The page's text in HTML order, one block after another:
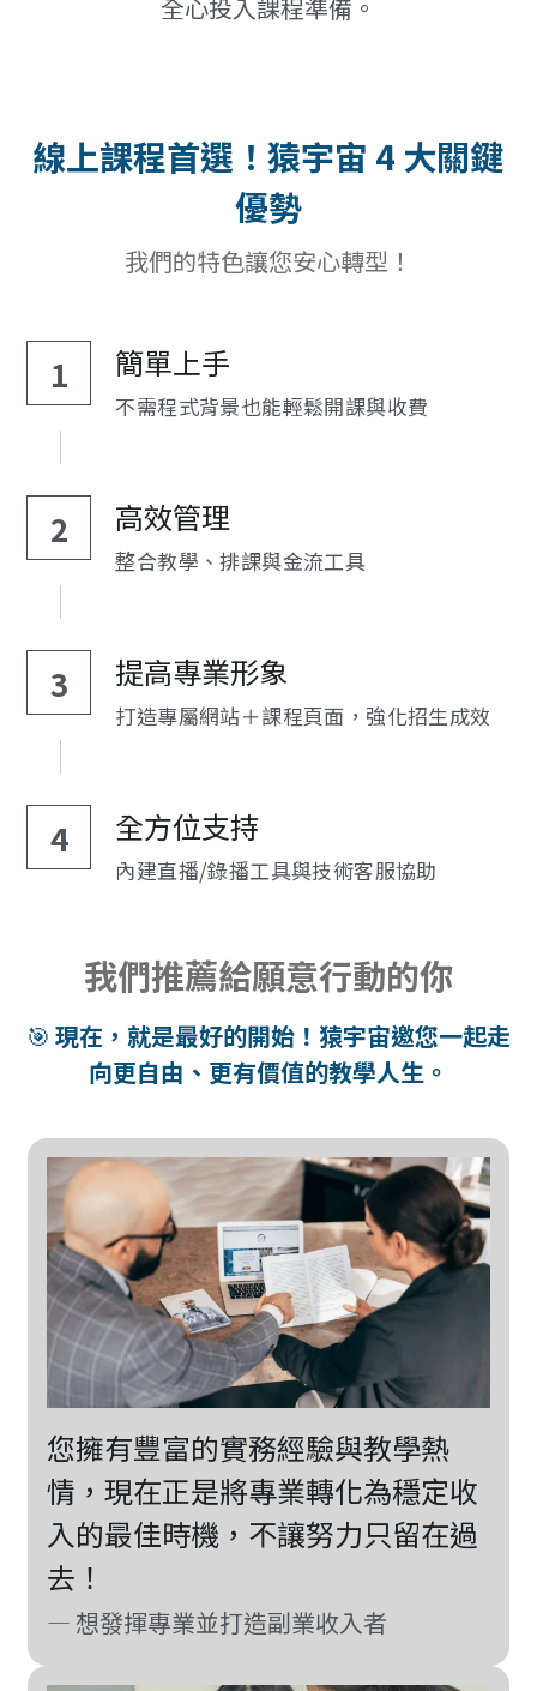
全心投入課程準備。
線上課程首選！猿宇宙 4 大關鍵
優勢
我們的特色讓您安心轉型！
1 簡單上手
不需程式背景也能輕鬆開課與收費
2 高效管理
整合教學、排課與金流工具
3 提高專業形象
打造專屬網站＋課程頁面，強化招生成效
4 全方位支持
內建直播/錄播工具與技術客服協助
我們推薦給願意行動的你
🎯 現在，就是最好的開始！猿宇宙邀您一起走
向更自由、更有價值的教學人生。
您擁有豐富的實務經驗與教學熱
情，現在正是將專業轉化為穩定收
入的最佳時機，不讓努力只留在過
去！
— 想發揮專業並打造副業收入者